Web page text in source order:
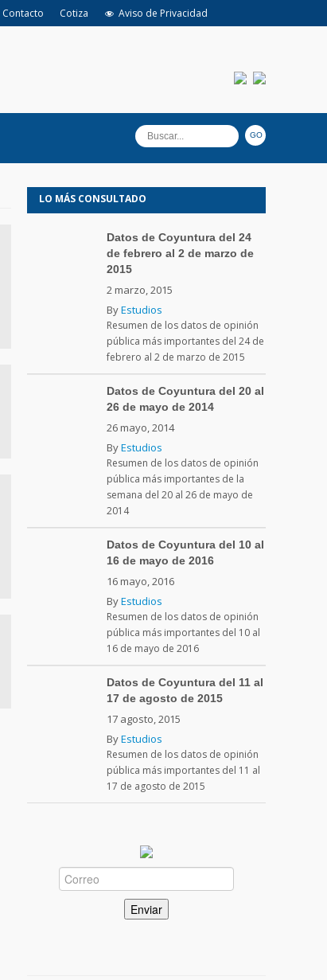
Contacto Cotiza Aviso de Privacidad
LO MÁS CONSULTADO
Datos de Coyuntura del 24
de febrero al 2 de marzo de
2015
2 marzo, 2015
ByEstudios
Resumen de los datos de opinión
pública más importantes del 24 de
febrero al 2 de marzo de 2015
Datos de Coyuntura del 20 al
26 de mayo de 2014
26 mayo, 2014
ByEstudios
Resumen de los datos de opinión
pública más importantes de la
semana del 20 al 26 de mayo de
2014
Datos de Coyuntura del 10 al
16 de mayo de 2016
16 mayo, 2016
ByEstudios
Resumen de los datos de opinión
pública más importantes del 10 al
16 de mayo de 2016
Datos de Coyuntura del 11 al
17 de agosto de 2015
17 agosto, 2015
ByEstudios
Resumen de los datos de opinión
pública más importantes del 11 al
17 de agosto de 2015